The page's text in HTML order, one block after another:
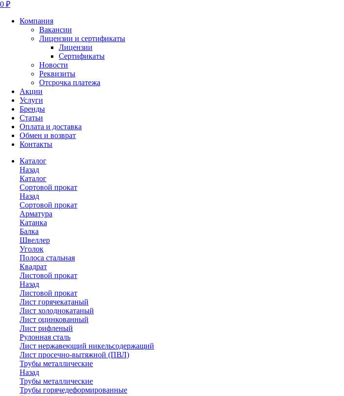
0 ₽
Компания
Вакансии
Лицензии и сертификаты
Лицензии
Сертификаты
Новости
Реквизиты
Отсрочка платежа
Акции
Услуги
Бренды
Статьи
Оплата и доставка
Обмен и возврат
Контакты
Каталог
Назад
Каталог
Сортовой прокат
Назад
Сортовой прокат
Арматура
Катанка
Балка
Швеллер
Уголок
Полоса стальная
Квадрат
Листовой прокат
Назад
Листовой прокат
Лист горячекатаный
Лист холоднокатаный
Лист оцинкованный
Лист рифленый
Рулонная сталь
Лист нержавеющий никельсодержащий
Лист просечно-вытяжной (ПВЛ)
Трубы металлические
Назад
Трубы металлические
Трубы горячедеформированные